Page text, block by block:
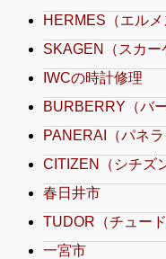
HERMES（エル
SKAGEN（スカー
IWCの時計修理
BURBERRY（バ
PANERAI（パネ
CITIZEN（シチズ
春日井市
TUDOR（チュー
一宮市